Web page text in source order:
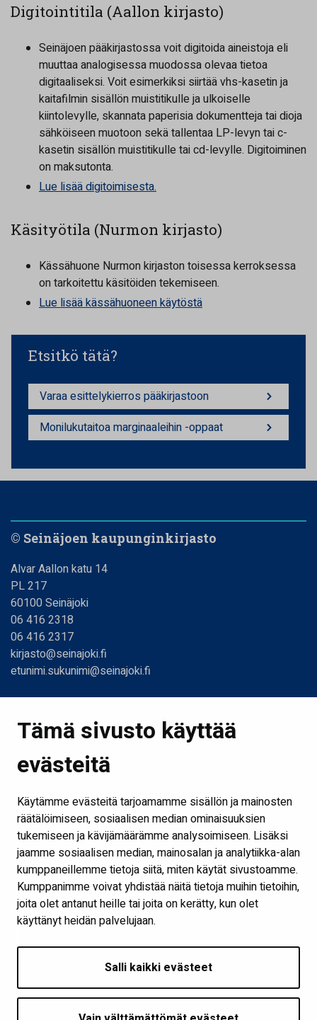
Tämä sivusto käyttää
evästeitä
Käytämme evästeitä tarjoamamme sisällön ja mainosten
räätälöimiseen, sosiaalisen median ominaisuuksien
tukemiseen ja kävijämäärämme analysoimiseen. Lisäksi
jaamme sosiaalisen median, mainosalan ja analytiikka-alan
kumppaneillemme tietoja siitä, miten käytät sivustoamme.
Kumppanimme voivat yhdistää näitä tietoja muihin tietoihin,
joita olet antanut heille tai joita on kerätty, kun olet
käyttänyt heidän palvelujaan.
Salli kaikki evästeet
Digitointitila (Aallon kirjasto)
Seinäjoen pääkirjastossa voit digitoida aineistoja eli
muuttaa analogisessa muodossa olevaa tietoa
digitaaliseksi. Voit esimerkiksi siirtää vhs-kasetin ja
kaitafilmin sisällön muistitikulle ja ulkoiselle
kiintolevylle, skannata paperisia dokumentteja tai dioja
sähköiseen muotoon sekä tallentaa LP-levyn tai c-
kasetin sisällön muistitikulle tai cd-levylle. Digitoiminen
on maksutonta.
Lue lisää digitoimisesta.
Käsityötila (Nurmon kirjasto)
Kässähuone Nurmon kirjaston toisessa kerroksessa
on tarkoitettu käsitöiden tekemiseen.
Lue lisää kässähuoneen käytöstä
Etsitkö tätä?
Varaa esittelykierros pääkirjastoon
Monilukutaitoa marginaaleihin -oppaat
© Seinäjoen kaupunginkirjasto
Alvar Aallon katu 14
PL 217
60100 Seinäjoki
06 416 2318
06 416 2317
kirjasto@seinajoki.fi
etunimi.sukunimi@seinajoki.fi
Kirjastot ja aukioloajat
Ota yhteyttä
Verkkokirjasto
Kaikki kirjaston some-kanavat
Näytä evästeasetukseni
Seuraa meitä